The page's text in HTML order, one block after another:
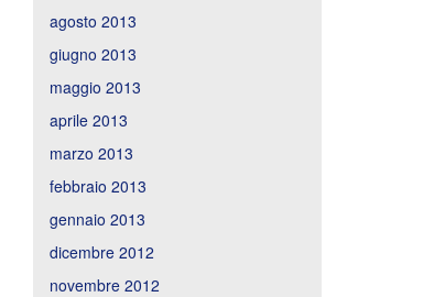
agosto 2013
giugno 2013
maggio 2013
aprile 2013
marzo 2013
febbraio 2013
gennaio 2013
dicembre 2012
novembre 2012